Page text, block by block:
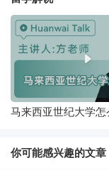
马来西亚世纪大学怎
你可能感兴趣的文章